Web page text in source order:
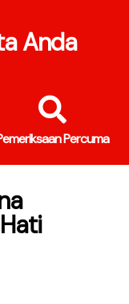
Anda
Percuma